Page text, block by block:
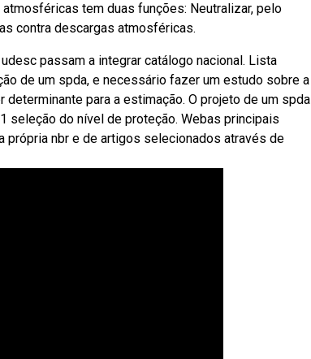
tem duas funções: Neutralizar, pelo
contra descargas atmosféricas.
passam a integrar catálogo nacional. Lista
de um spda, e necessário fazer um estudo sobre a
para a estimação. O projeto de um spda
seleção do nível de proteção. Webas principais
própria nbr e de artigos selecionados através de